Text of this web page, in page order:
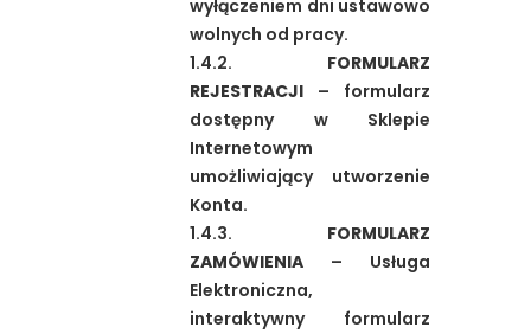
wyłączeniem dni ustawowo
wolnych od pracy.
1.4.2. FORMULARZ
REJESTRACJI – formularz
dostępny w Sklepie
Internetowym
umożliwiający utworzenie
Konta.
1.4.3. FORMULARZ
ZAMÓWIENIA – Usługa
Elektroniczna,
interaktywny formularz